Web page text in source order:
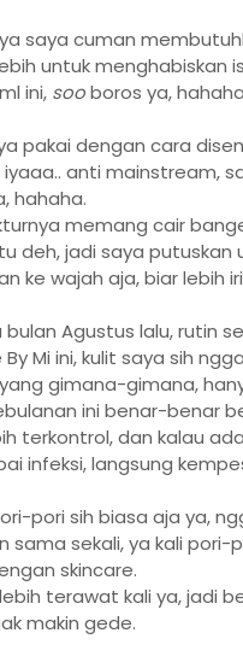
saya cuman
untuk menghabiskan
ini, sooboros ya,
pakai dengan cara
anti mainstream,
hahaha.
memang cair
deh, jadi saya putuskan
ke wajah aja, biar lebih
bulan Agustus lalu, rutin
Mi ini, kulit saya sih
gimana-gimana,
ini benar-benar
terkontrol, dan kalau
infeksi, langsung
pori sih biasa aja ya,
sama sekali, ya kali pori-
skincare.
terawat kali ya, jadi
makin gede.